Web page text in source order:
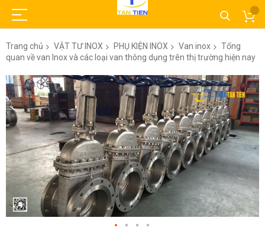
Trang chủ VẬT TƯ INOX PHỤ KIỆN INOX Van inox
Tổng
quan về van Inox và các loại van thông dụng trên thị trường hiện nay
Chuyển
đến
phần
đầu
của
thư
viện
hình
ảnh